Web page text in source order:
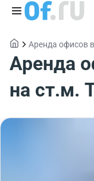
Аренда офисов
Аренда
на ст.м.